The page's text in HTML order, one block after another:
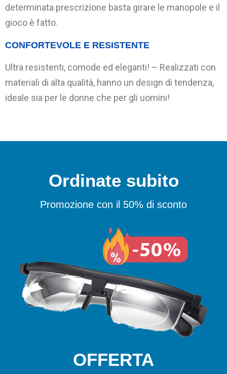
determinata prescrizione basta girare le manopole e il
gioco è fatto.
CONFORTEVOLE E RESISTENTE
Ultra resistenti, comode ed eleganti! – Realizzati con
materiali di alta qualità, hanno un design di tendenza,
ideale sia per le donne che per gli uomini!
Ordinate subito
Promozione con il 50% di sconto
OFFERTA